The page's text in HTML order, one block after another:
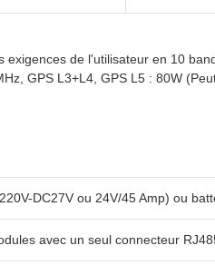
de l'utilisateur en 10
GPS L3+L4, GPS L5 : 80W
DC27V ou 24V/45 Amp) ou
avec un seul connecteur